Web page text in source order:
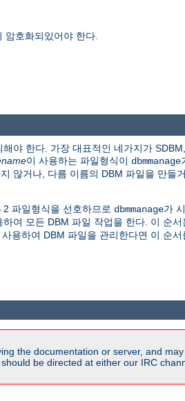
암호화되있어야 한다.
야 한다. 가장 대표적인 네가지가
이 사용하는 파일형식이 dbmmanage
않거나, 다름 이름의 DBM 파일을 만들
파일형식을 선호하므로 dbmmanage가
여 모든 DBM 파일 작업을 한다. 이 순
용하여 DBM 파일을 관리한다면 이 순
the documentation or server, and
be directed at either our IRC